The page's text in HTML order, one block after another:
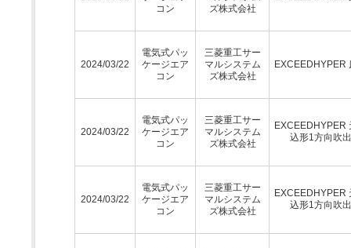
コン
ズ株式会社
2024/03/22
電気式パッ
ケージエア
コン
三菱重工サー
マルシステム
ズ株式会社
EXCEEDHYPER
2024/03/22
電気式パッ
ケージエア
コン
三菱重工サー
マルシステム
ズ株式会社
EXCEEDHYPER
込形1方向吹
2024/03/22
電気式パッ
ケージエア
コン
三菱重工サー
マルシステム
ズ株式会社
EXCEEDHYPER
込形1方向吹